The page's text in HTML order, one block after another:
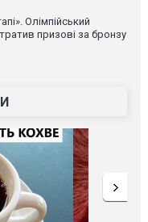
Олімпійський
призові за бронзу